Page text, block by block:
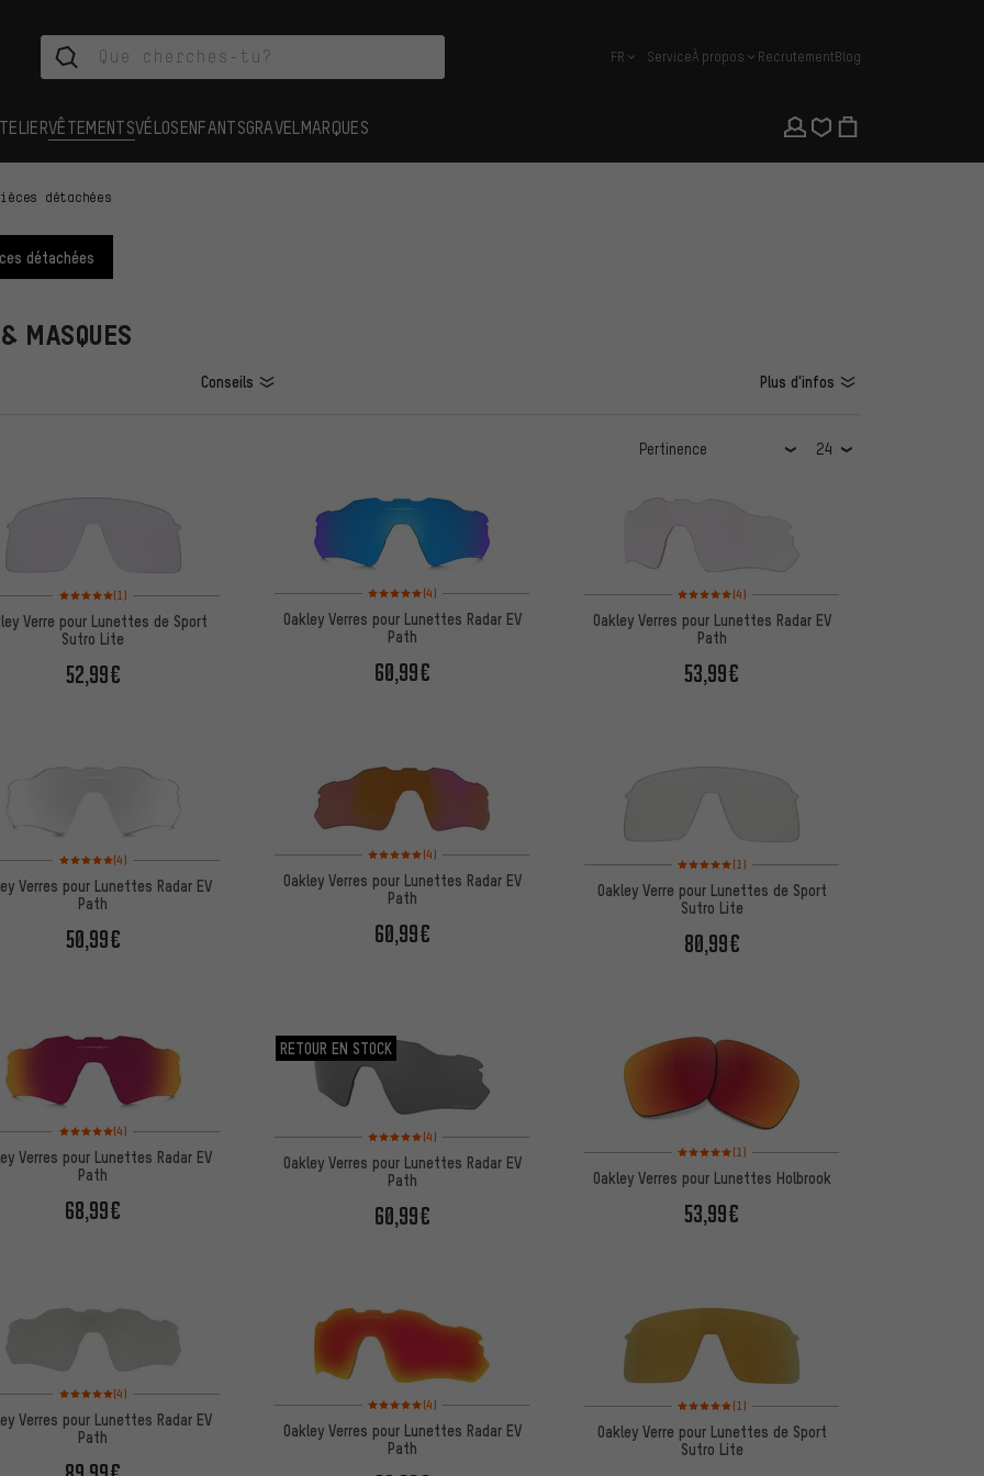
français
FR ServiceÀ propos RecrutementBlog
VÊTEMENTSVÉLOSENFANTSGRAVEL MARQUES
détachées
détachées
MASQUES
Conseils Plus d'infos
Note moyenne : 5 sur 5 d'après 1 avis
(1)
Verre pour Lunettes de Sport
Sutro Lite
52,99€
Note moyenne : 5 sur 5 d'après 4 avis
(4)
Oakley Verres pour Lunettes Radar EV
Path
60,99€
Note moyenne : 5 sur 5 d'après 4 avis
(4)
Oakley Verres pour Lunettes Radar EV
Path
53,99€
Note moyenne : 5 sur 5 d'après 4 avis
(4)
Verres pour Lunettes Radar EV
Path
50,99€
Note moyenne : 5 sur 5 d'après 4 avis
(4)
Oakley Verres pour Lunettes Radar EV
Path
60,99€
Note moyenne : 5 sur 5 d'après 1 avis
(1)
Oakley Verre pour Lunettes de Sport
Sutro Lite
80,99€
Note moyenne : 5 sur 5 d'après 4 avis
(4)
Verres pour Lunettes Radar EV
Path
68,99€
RETOUR EN STOCK
Note moyenne : 5 sur 5 d'après 4 avis
(4)
Oakley Verres pour Lunettes Radar EV
Path
60,99€
Note moyenne : 5 sur 5 d'après 1 avis
(1)
Oakley Verres pour Lunettes Holbrook
53,99€
Note moyenne : 5 sur 5 d'après 4 avis
(4)
Verres pour Lunettes Radar EV
Path
Note moyenne : 5 sur 5 d'après 4 avis
(4)
Oakley Verres pour Lunettes Radar EV
Path
Note moyenne : 5 sur 5 d'après 1 avis
(1)
Oakley Verre pour Lunettes de Sport
Sutro Lite